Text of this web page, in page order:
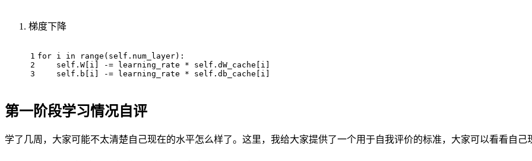
梯度下降
1
2
3
for i in range (self.num_layer):
    self.W[i] -= learning_rate * self.dW_cache[i]
    self.b[i] -= learning_rate * self.db_cache[i]
第一阶段学习情况自评
学了几周，大家可能不太清楚自己现在的水平怎么样了。这里，我给大家提供了一个用于自我评价的标准，大家可以看看自己